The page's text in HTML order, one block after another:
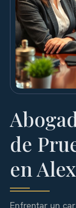
de
en
Enfrentar un